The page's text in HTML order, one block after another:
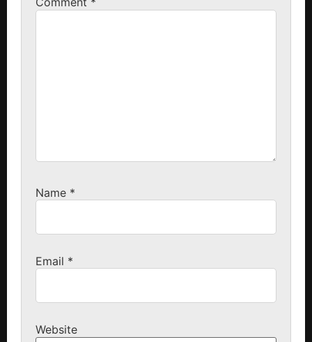
Name *
Email *
Website